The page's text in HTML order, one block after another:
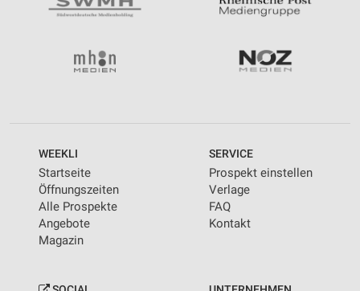
WEEKLI
Startseite
Öffnungszeiten
Alle Prospekte
Angebote
Magazin
SERVICE
Prospekt einstellen
Verlage
FAQ
Kontakt